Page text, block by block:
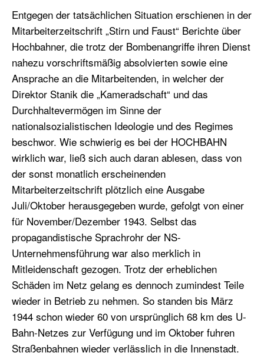
Entgegen der tatsächlichen Situation erschienen in der
Mitarbeiterzeitschrift „Stirn und Faust“ Berichte über
Hochbahner, die trotz der Bombenangriffe ihren Dienst
nahezu vorschriftsmäßig absolvierten sowie eine
Ansprache an die Mitarbeitenden, in welcher der
Direktor Stanik die „Kameradschaft“ und das
Durchhaltevermögen im Sinne der
nationalsozialistischen Ideologie und des Regimes
beschwor. Wie schwierig es bei der HOCHBAHN
wirklich war, ließ sich auch daran ablesen, dass von
der sonst monatlich erscheinenden
Mitarbeiterzeitschrift plötzlich eine Ausgabe
Juli/Oktober herausgegeben wurde, gefolgt von einer
für November/Dezember 1943. Selbst das
propagandistische Sprachrohr der NS-
Unternehmensführung war also merklich in
Mitleidenschaft gezogen. Trotz der erheblichen
Schäden im Netz gelang es dennoch zumindest Teile
wieder in Betrieb zu nehmen. So standen bis März
1944 schon wieder 60 von ursprünglich 68 km des U-
Bahn-Netzes zur Verfügung und im Oktober fuhren
Straßenbahnen wieder verlässlich in die Innenstadt.